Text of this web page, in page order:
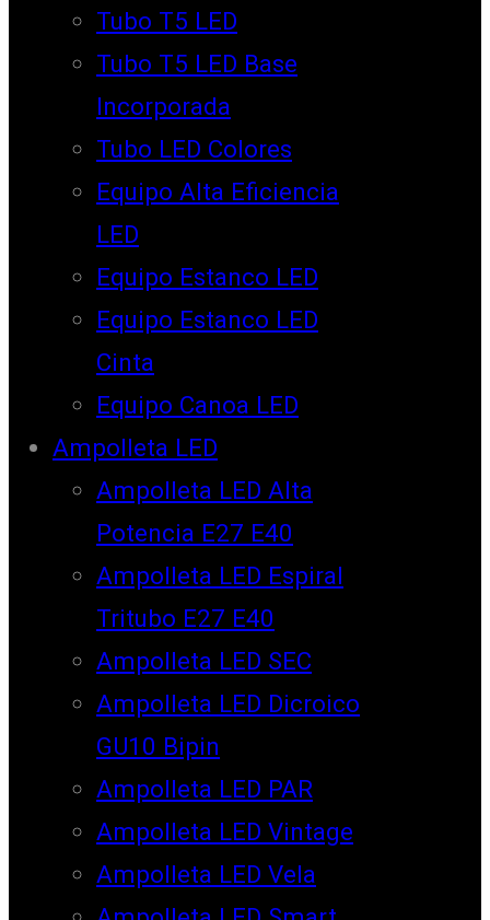
Tubo T5 LED
Tubo T5 LED Base
Incorporada
Tubo LED Colores
Equipo Alta Eficiencia
LED
Equipo Estanco LED
Equipo Estanco LED
Cinta
Equipo Canoa LED
Ampolleta LED
Ampolleta LED Alta
Potencia E27 E40
Ampolleta LED Espiral
Tritubo E27 E40
Ampolleta LED SEC
Ampolleta LED Dicroico
GU10 Bipin
Ampolleta LED PAR
Ampolleta LED Vintage
Ampolleta LED Vela